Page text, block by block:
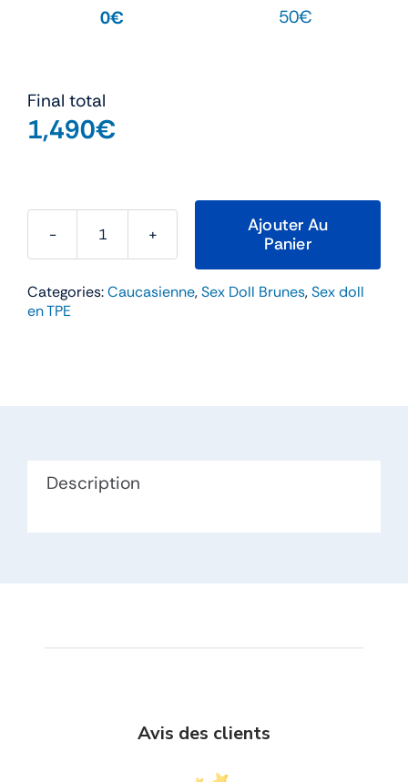
0€
50€
Final total
1,490€
quantité
Luna
Ajouter Au
Panier
Categories:Caucasienne,Sex Doll Brunes,Sex doll
en TPE
Description
Avis des clients